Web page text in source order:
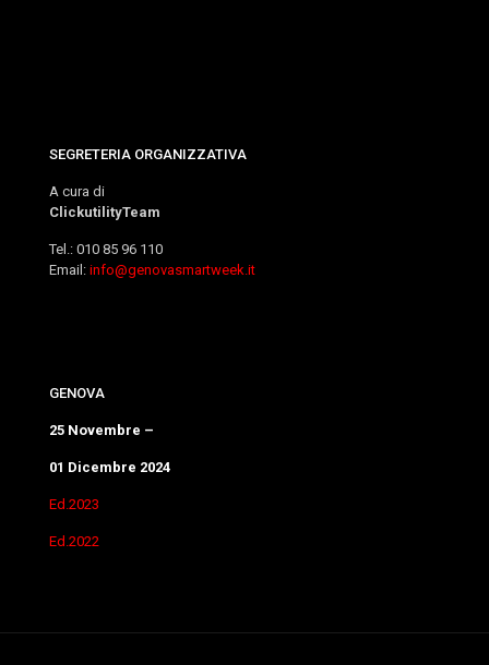
SEGRETERIA ORGANIZZATIVA
A cura di
ClickutilityTeam
Tel.: 010 85 96 110
Email: info@genovasmartweek.it
GENOVA
25 Novembre –
01 Dicembre 2024
Ed.2023
Ed.2022